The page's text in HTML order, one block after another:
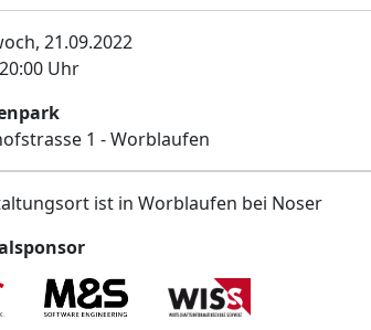
21.09.2022
Uhr
1 - Worblaufen
ist in Worblaufen bei Noser